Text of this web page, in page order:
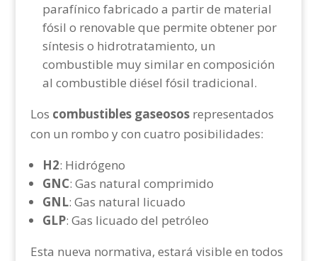
parafínico fabricado a partir de material
fósil o renovable que permite obtener por
síntesis o hidrotratamiento, un
combustible muy similar en composición
al combustible diésel fósil tradicional.
Los combustibles gaseosos representados
con un rombo y con cuatro posibilidades:
H2: Hidrógeno
GNC: Gas natural comprimido
GNL: Gas natural licuado
GLP: Gas licuado del petróleo
Esta nueva normativa, estará visible en todos